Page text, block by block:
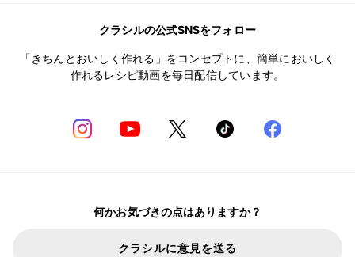
クラシルの公式SNSをフォロー
「きちんとおいしく作れる」をコンセプトに、簡単においしく
作れるレシピ動画を毎日配信しています。
何かお気づきの点はありますか？
クラシルに意見を送る